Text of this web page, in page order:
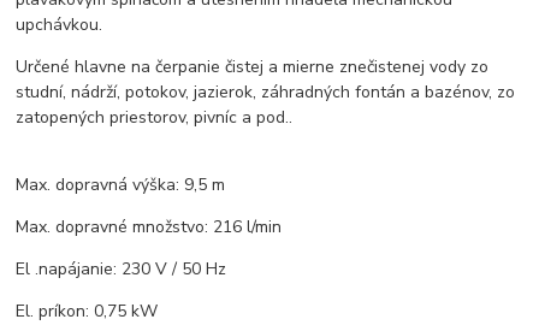
upchávkou.
Určené hlavne na čerpanie čistej a mierne znečistenej vody zo
studní, nádrží, potokov, jazierok, záhradných fontán a bazénov, zo
zatopených priestorov, pivníc a pod..
Max. dopravná výška: 9,5 m
Max. dopravné množstvo: 216 l/min
El .napájanie: 230 V / 50 Hz
El. príkon: 0,75 kW